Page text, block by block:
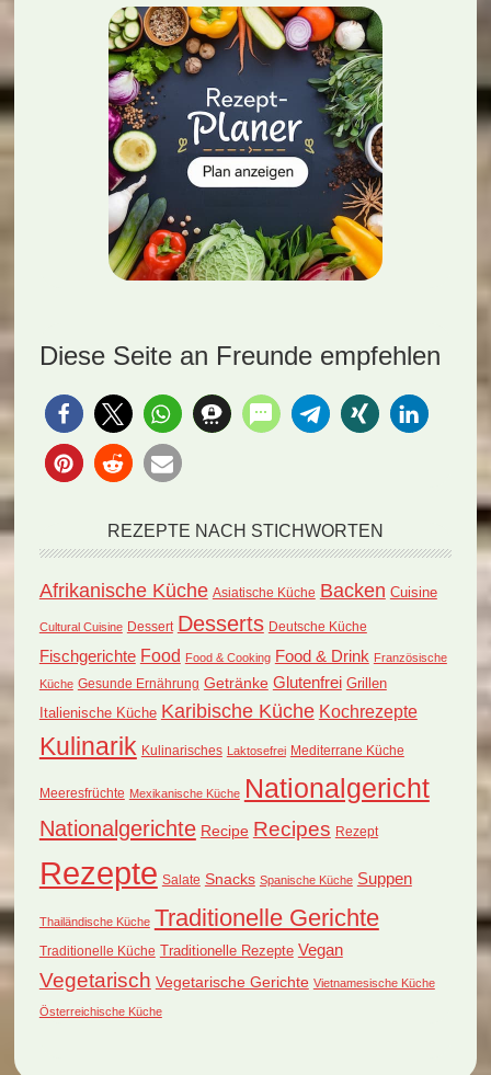
Diese Seite an Freunde empfehlen
REZEPTE NACH STICHWORTEN
Afrikanische Küche Asiatische Küche Backen Cuisine
Cultural Cuisine Dessert Desserts Deutsche Küche
Fischgerichte Food Food & Cooking Food & Drink Französische
Küche Gesunde Ernährung Getränke Glutenfrei Grillen
Italienische Küche Karibische Küche Kochrezepte
Kulinarik Kulinarisches Laktosefrei Mediterrane Küche
Meeresfrüchte Mexikanische Küche Nationalgericht
Nationalgerichte Recipe Recipes Rezept
Rezepte Salate Snacks Spanische Küche Suppen
Thailändische Küche Traditionelle Gerichte
Traditionelle Küche Traditionelle Rezepte Vegan
Vegetarisch Vegetarische Gerichte Vietnamesische Küche
Österreichische Küche